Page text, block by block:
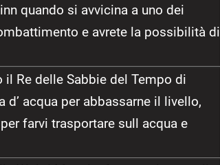
quando si avvicina a uno dei
e avrete la possibilità di
Re delle Sabbie del Tempo di
d’ acqua per abbassarne il livello,
farvi trasportare sull acqua e